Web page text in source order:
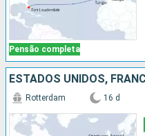
Pensão completa
Rotterdam 16 d